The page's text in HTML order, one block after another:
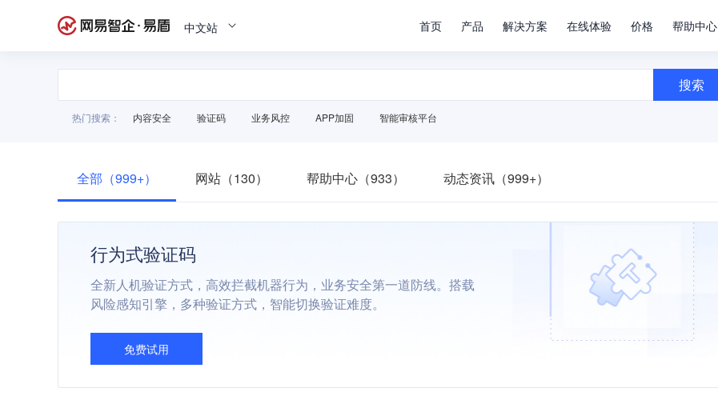
中文站 首页 产品 解决方案 在线体验 价格 帮助中心
搜索
热门搜索： 内容安全 验证码 业务风控 APP加固 智能审核平台
全部（999+） 网站（130） 帮助中心（933） 动态资讯（999+）
行为式验证码
全新人机验证方式，高效拦截机器行为，业务安全第一道防线。搭载
风险感知引擎，多种验证方式，智能切换验证难度。
免费试用